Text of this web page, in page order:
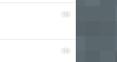
13
14